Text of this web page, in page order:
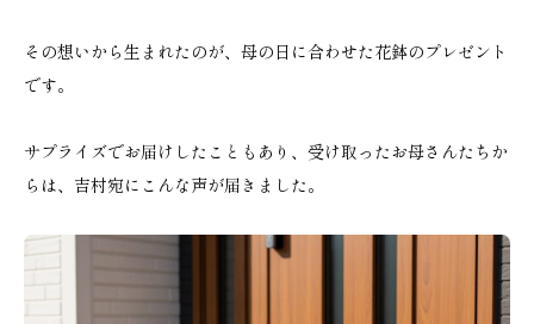
その想いから生まれたのが、母の日に合わせた花鉢のプレゼント
です。
サプライズでお届けしたこともあり、受け取ったお母さんたちか
らは、吉村宛にこんな声が届きました。